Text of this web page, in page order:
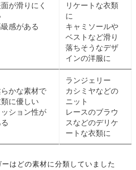
が滑りにく
感がある
リケートな衣類
に
キャミソールや
ベストなど滑り
落ちそうなデザ
インの洋服に
かな素材で
に優しい
ッション性が
ランジェリー
カシミヤなどの
ニット
レースのブラウ
スなどのデリケ
ートな衣類に
はどの素材に分類していました